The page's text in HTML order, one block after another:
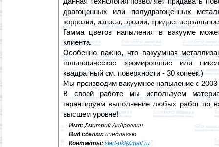
драгоценных или полудрагоценных
коррозии, износа, эрозии, придает
Гамма цветов напыления в вакууме
клиента.
Особенно важно, что вакуумная
гальваническое хромирование или
квадратный см. поверхности - 30 копеек.)
Мы производим вакуумное напыление с 2003
В своей работе мы используем
гарантируем выполнение любых работ по
высшем уровне!
Имя:Дмитрий Андреевич
Вид сделки: предлагаю
Контакты: start-pkf@mail.ru